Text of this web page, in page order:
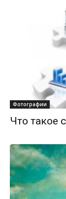
Фотографии
Что такое